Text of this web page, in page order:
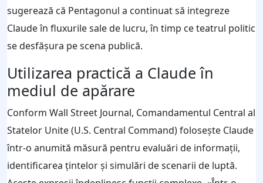
sugerează că Pentagonul a continuat să integreze
Claude în fluxurile sale de lucru, în timp ce teatrul politic
se desfășura pe scena publică.
Utilizarea practică a Claude în
mediul de apărare
Conform Wall Street Journal, Comandamentul Central al
Statelor Unite (U.S. Central Command) folosește Claude
într‑o anumită măsură pentru evaluări de informații,
identificarea țintelor și simulări de scenarii de luptă.